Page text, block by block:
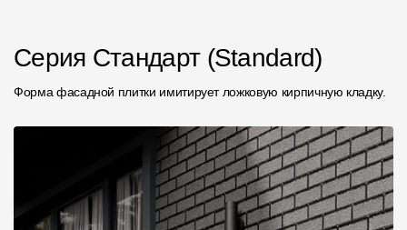
Серия Стандарт (Standard)
Форма фасадной плитки имитирует ложковую кирпичную кладку.